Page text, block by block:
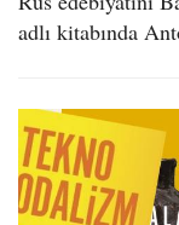
adlı kitabında